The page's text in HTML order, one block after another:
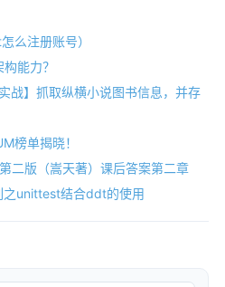
么注册账号）
能力？
战】抓取纵横小说图书信息，并存
榜单揭晓！
二版（嵩天著）课后答案第二章
unittest结合ddt的使用